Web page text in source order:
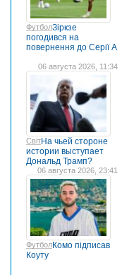
ФутболЗіркзе
погодився на
повернення до Серії А
06 августа 2026, 11:34
СвітНа чьей стороне
истории выступает
Дональд Трамп?
06 августа 2026, 23:41
ФутболКомо підписав
Коуту